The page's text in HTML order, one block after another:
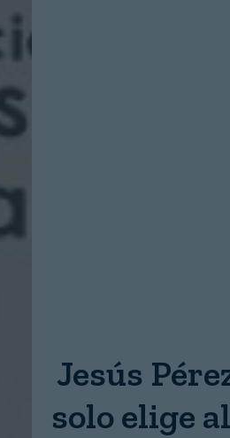
Jesús
solo elige